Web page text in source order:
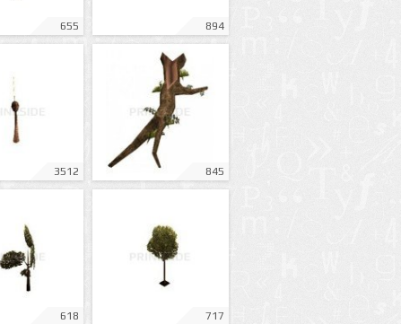
655 894
3512 845
618 717